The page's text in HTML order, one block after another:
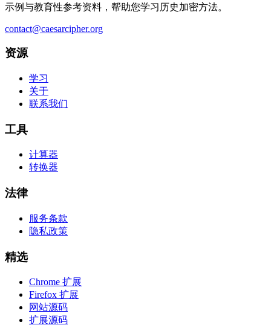
示例与教育性参考资料，帮助您学习历史加密方法。
contact@caesarcipher.org
资源
学习
关于
联系我们
工具
计算器
转换器
法律
服务条款
隐私政策
精选
Chrome 扩展
Firefox 扩展
网站源码
扩展源码